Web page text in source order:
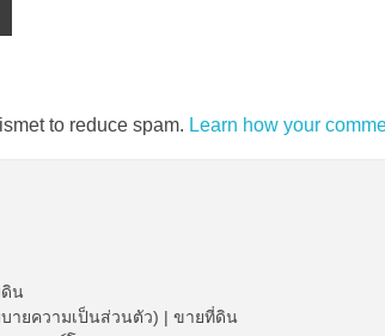
to reduce spam. Learn how your
น
ายความเป็นส่วนตัว) | ขายที่ดิน